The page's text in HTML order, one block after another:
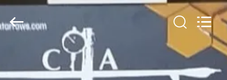
MAISON
-
Arrows.
All